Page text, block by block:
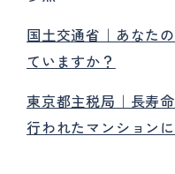
国土交通省｜あなた
ていますか？
東京都主税局｜長寿
行われたマンション